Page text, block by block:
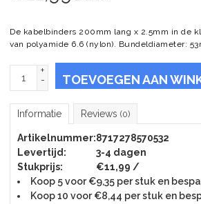
De kabelbinders 200mm lang x 2.5mm in de
van polyamide 6.6 (nylon). Bundeldiameter:
+
-
TOEVOEGEN AAN
Informatie Reviews (0)
Artikelnummer:8717278570532
Levertijd:
3-4 dagen
Stukprijs:
€11,99 /
Koop 5 voor €9,35 per stuk en
Koop 10 voor €8,44 per stuk en